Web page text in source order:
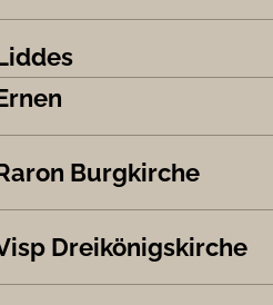
Burgkirche
Dreikönigskirche